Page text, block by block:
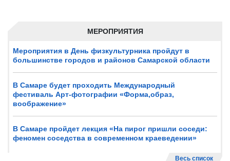
МЕРОПРИЯТИЯ
Мероприятия в День физкультурника пройдут в
большинстве городов и районов Самарской области
В Самаре будет проходить Международный
фестиваль Арт-фотографии «Форма,образ,
воображение»
В Самаре пройдет лекция «На пирог пришли соседи:
феномен соседства в современном краеведении»
Весь список